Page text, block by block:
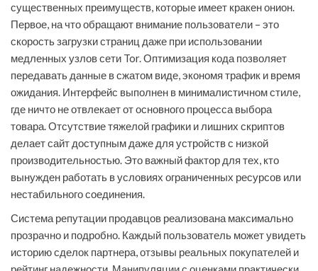
существенных преимуществ, которые имеет кракен онион.
Первое, на что обращают внимание пользователи – это
скорость загрузки страниц даже при использовании
медленных узлов сети Tor. Оптимизация кода позволяет
передавать данные в сжатом виде, экономя трафик и время
ожидания. Интерфейс выполнен в минималистичном стиле,
где ничто не отвлекает от основного процесса выбора
товара. Отсутствие тяжелой графики и лишних скриптов
делает сайт доступным даже для устройств с низкой
производительностью. Это важный фактор для тех, кто
вынужден работать в условиях ограниченных ресурсов или
нестабильного соединения.
Система репутации продавцов реализована максимально
прозрачно и подробно. Каждый пользователь может увидеть
историю сделок партнера, отзывы реальных покупателей и